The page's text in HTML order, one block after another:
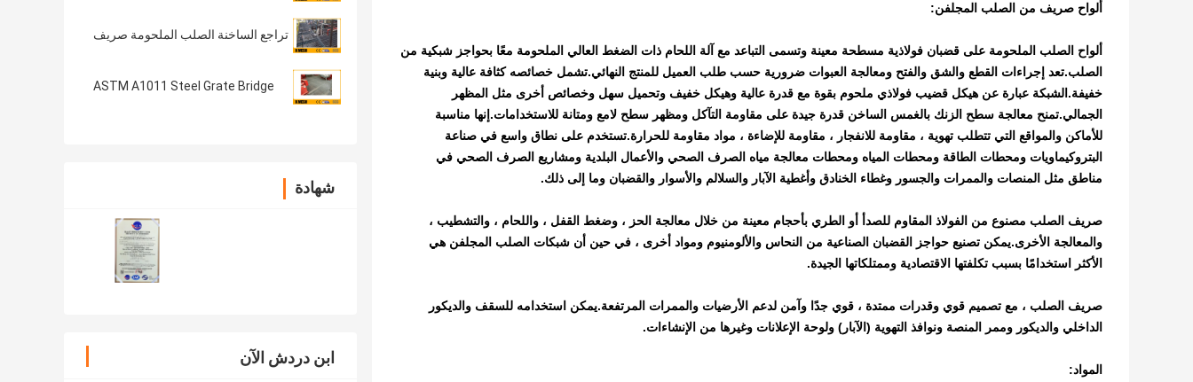
تراجع الساخنة الصلب الملحومة صريف
ASTM A1011 Steel Grate Bridge
شهادة
ابن دردش الآن
ألواح صريف من الصلب المجلفن:
ألواح الصلب الملحومة على قضبان فولاذية مسطحة معينة وتسمى التباعد مع آلة اللحام ذات الضغط العالي الملحومة معًا بحواجز شبكية من
الصلب.تعد إجراءات القطع والشق والفتح ومعالجة العبوات ضرورية حسب طلب العميل للمنتج النهائي.تشمل خصائصه كثافة عالية وبنية
خفيفة.الشبكة عبارة عن هيكل قضيب فولاذي ملحوم بقوة مع قدرة عالية وهيكل خفيف وتحميل سهل وخصائص أخرى مثل المظهر
الجمالي.تمنح معالجة سطح الزنك بالغمس الساخن قدرة جيدة على مقاومة التآكل ومظهر سطح لامع ومتانة للاستخدامات.إنها مناسبة
للأماكن والمواقع التي تتطلب تهوية ، مقاومة للانفجار ، مقاومة للإضاءة ، مواد مقاومة للحرارة.تستخدم على نطاق واسع في صناعة
البتروكيماويات ومحطات الطاقة ومحطات المياه ومحطات معالجة مياه الصرف الصحي والأعمال البلدية ومشاريع الصرف الصحي في
مناطق مثل المنصات والممرات والجسور وغطاء الخنادق وأغطية الآبار والسلالم والأسوار والقضبان وما إلى ذلك.
صريف الصلب مصنوع من الفولاذ المقاوم للصدأ أو الطري بأحجام معينة من خلال معالجة الحز ، وضغط القفل ، واللحام ، والتشطيب ،
والمعالجة الأخرى.يمكن تصنيع حواجز القضبان الصناعية من النحاس والألومنيوم ومواد أخرى ، في حين أن شبكات الصلب المجلفن هي
الأكثر استخدامًا بسبب تكلفتها الاقتصادية وممتلكاتها الجيدة.
صريف الصلب ، مع تصميم قوي وقدرات ممتدة ، قوي جدًا وآمن لدعم الأرضيات والممرات المرتفعة.يمكن استخدامه للسقف والديكور
الداخلي والديكور وممر المنصة ونوافذ التهوية (الآبار) ولوحة الإعلانات وغيرها من الإنشاءات.
المواد: